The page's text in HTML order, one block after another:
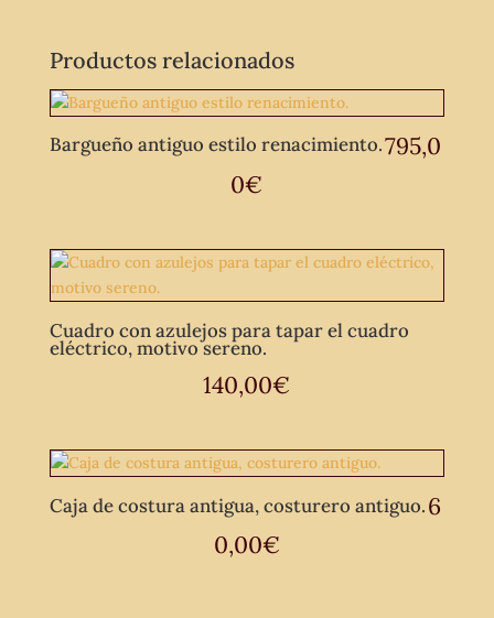
Productos relacionados
Bargueño antiguo estilo renacimiento.795,0
0€
Cuadro con azulejos para tapar el cuadro
eléctrico, motivo sereno.
140,00€
Caja de costura antigua, costurero antiguo.6
0,00€